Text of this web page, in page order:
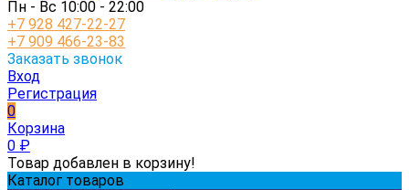
Пн - Вс 10:00 - 22:00
+7 928 427-22-27
+7 909 466-23-83
Заказать звонок
Вход
Регистрация
0
Корзина
0 ₽
Товар добавлен в корзину!
Каталог товаров